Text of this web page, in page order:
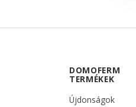
DOMOFERM
TERMÉKEK
Újdonságok